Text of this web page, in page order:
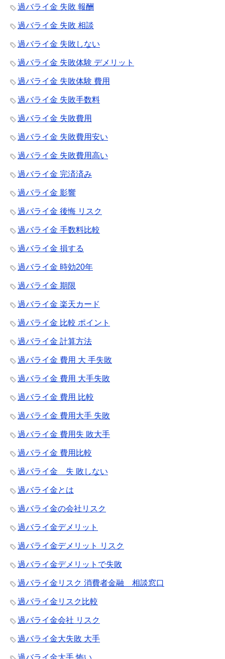
過バライ金 失敗 報酬
過バライ金 失敗 相談
過バライ金 失敗しない
過バライ金 失敗体験 デメリット
過バライ金 失敗体験 費用
過バライ金 失敗手数料
過バライ金 失敗費用
過バライ金 失敗費用安い
過バライ金 失敗費用高い
過バライ金 完済済み
過バライ金 影響
過バライ金 後悔 リスク
過バライ金 手数料比較
過バライ金 損する
過バライ金 時効20年
過バライ金 期限
過バライ金 楽天カード
過バライ金 比較 ポイント
過バライ金 計算方法
過バライ金 費用 大 手失敗
過バライ金 費用 大手失敗
過バライ金 費用 比較
過バライ金 費用大手 失敗
過バライ金 費用失 敗大手
過バライ金 費用比較
過バライ金 失 敗しない
過バライ金とは
過バライ金の会社リスク
過バライ金デメリット
過バライ金デメリット リスク
過バライ金デメリットで失敗
過バライ金リスク 消費者金融 相談窓口
過バライ金リスク比較
過バライ金会社 リスク
過バライ金大失敗 大手